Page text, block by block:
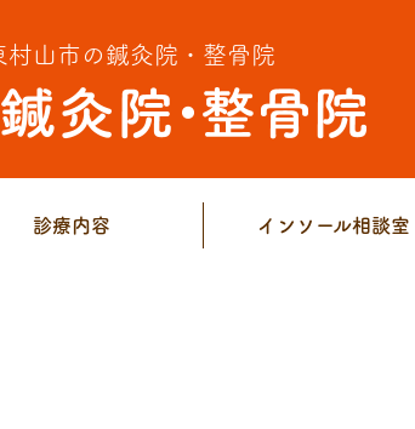
村山市の鍼灸院・整骨院
診療内容 インソール相談室